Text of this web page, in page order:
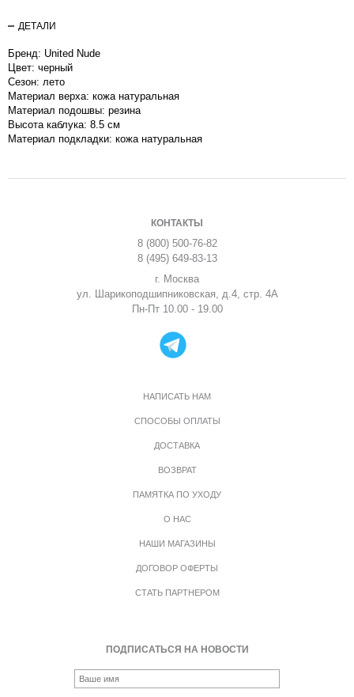
ДЕТАЛИ
Бренд: United Nude
Цвет: черный
Сезон: лето
Материал верха: кожа натуральная
Материал подошвы: резина
Высота каблука: 8.5 см
Материал подкладки: кожа натуральная
КОНТАКТЫ
8 (800) 500-76-82
8 (495) 649-83-13
г. Москва
ул. Шарикоподшипниковская, д.4, стр. 4А
Пн-Пт 10.00 - 19.00
НАПИСАТЬ НАМ
СПОСОБЫ ОПЛАТЫ
ДОСТАВКА
ВОЗВРАТ
ПАМЯТКА ПО УХОДУ
О НАС
НАШИ МАГАЗИНЫ
ДОГОВОР ОФЕРТЫ
СТАТЬ ПАРТНЕРОМ
ПОДПИСАТЬСЯ НА НОВОСТИ